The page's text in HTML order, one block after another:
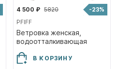
4 500 ₽ 5820
-23%
PFIFF
Ветровка женская,
водоотталкивающая
В КОРЗИНУ